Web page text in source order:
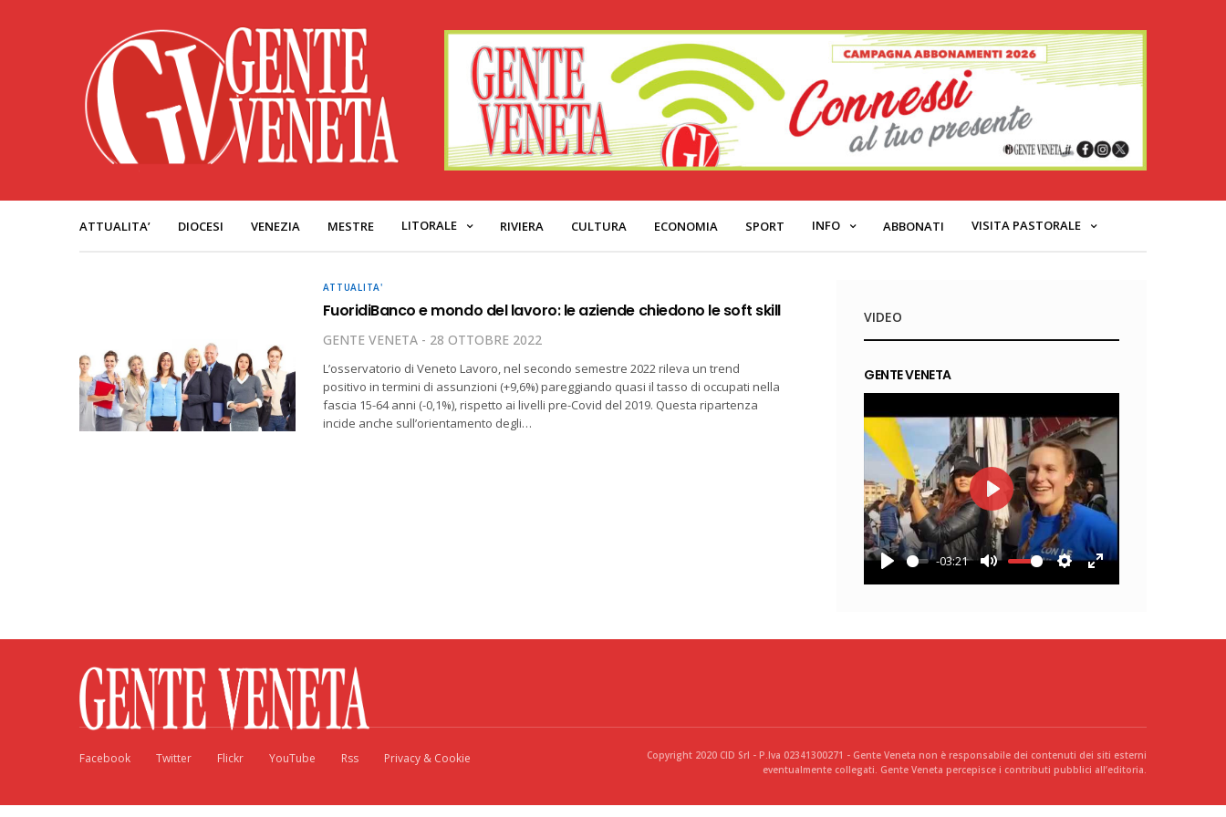
ATTUALITA’ DIOCESI VENEZIA MESTRE LITORALE RIVIERA CULTURA ECONOMIA SPORT INFO ABBONATI VISITA PASTORALE
ATTUALITA'
FuoridiBanco e mondo del lavoro: le aziende chiedono le soft skill
GENTE VENETA 28 OTTOBRE 2022
L’osservatorio di Veneto Lavoro, nel secondo semestre 2022 rileva un trend
positivo in termini di assunzioni (+9,6%) pareggiando quasi il tasso di occupati nella
fascia 15-64 anni (-0,1%), rispetto ai livelli pre-Covid del 2019. Questa ripartenza
incide anche sull’orientamento degli…
VIDEO
GENTE VENETA
-03:21
Play
Facebook Twitter Flickr YouTube Rss Privacy & Cookie
Copyright 2020 CID Srl - P.Iva 02341300271 - Gente Veneta non è responsabile dei contenuti dei siti esterni
eventualmente collegati. Gente Veneta percepisce i contributi pubblici all’editoria.